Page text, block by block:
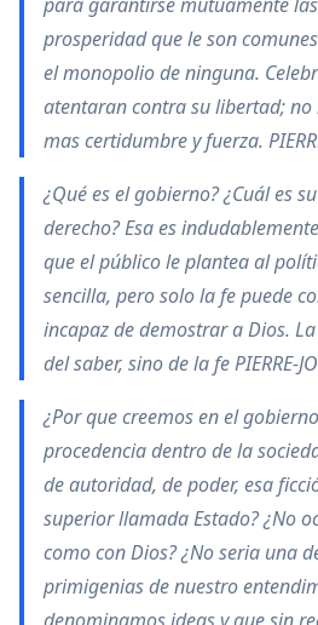
prosperidad que le son
el monopolio de ninguna.
atentaran contra su libertad;
mas certidumbre y fuerza.
¿Qué es el gobierno? ¿Cuál es
derecho? Esa es
que el público le plantea al
sencilla, pero solo la fe puede
incapaz de demostrar a Dios.
del saber, sino de la fe PIERRE-
¿Por que creemos en el
procedencia dentro de la
de autoridad, de poder, esa
superior llamada Estado? ¿No
como con Dios? ¿No seria una
primigenias de nuestro